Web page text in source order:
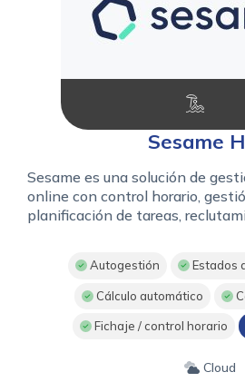
Sesame
Sesame es una solución de
online con control horario,
planificación de tareas,
Autogestión Estados
Cálculo automático
Fichaje / control horario
Cloud